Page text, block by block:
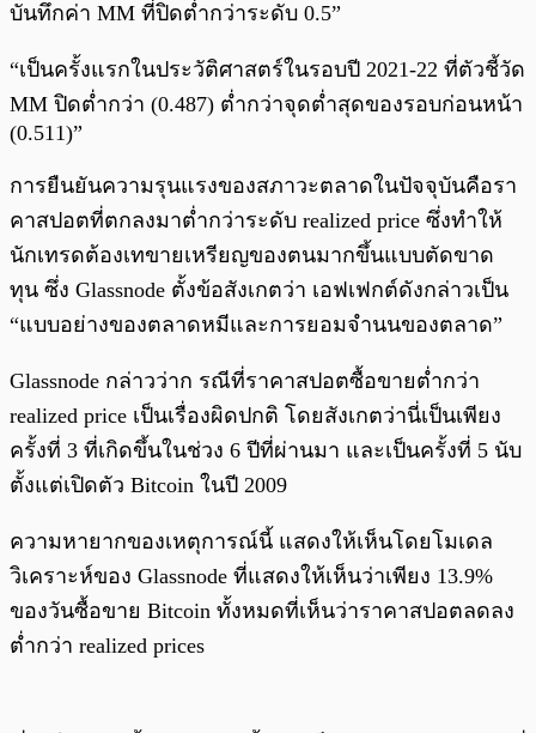
บันทึกค่า MM ที่ปิดต่ำกว่าระดับ 0.5”
“เป็นครั้งแรกในประวัติศาสตร์ในรอบปี 2021-22 ที่ตัวชี้วัด
MM ปิดต่ำกว่า (0.487) ต่ำกว่าจุดต่ำสุดของรอบก่อนหน้า
(0.511)”
การยืนยันความรุนแรงของสภาวะตลาดในปัจจุบันคือรา
คาสปอตที่ตกลงมาต่ำกว่าระดับ realized price ซึ่งทำให้
นักเทรดต้องเทขายเหรียญของตนมากขึ้นแบบตัดขาด
ทุน ซึ่ง Glassnode ตั้งข้อสังเกตว่า เอฟเฟกต์ดังกล่าวเป็น
“แบบอย่างของตลาดหมีและการยอมจำนนของตลาด”
Glassnode กล่าวว่าก รณีที่ราคาสปอตซื้อขายต่ำกว่า
realized price เป็นเรื่องผิดปกติ โดยสังเกตว่านี่เป็นเพียง
ครั้งที่ 3 ที่เกิดขึ้นในช่วง 6 ปีที่ผ่านมา และเป็นครั้งที่ 5 นับ
ตั้งแต่เปิดตัว Bitcoin ในปี 2009
ความหายากของเหตุการณ์นี้ แสดงให้เห็นโดยโมเดล
วิเคราะห์ของ Glassnode ที่แสดงให้เห็นว่าเพียง 13.9%
ของวันซื้อขาย Bitcoin ทั้งหมดที่เห็นว่าราคาสปอตลดลง
ต่ำกว่า realized prices